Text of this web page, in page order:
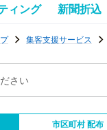
ィング 新聞折込
集客支援サービス
さい
市区町村 配布